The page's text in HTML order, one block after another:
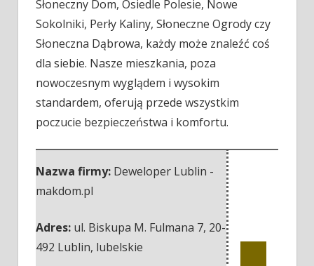
Słoneczny Dom, Osiedle Polesie, Nowe
Sokolniki, Perły Kaliny, Słoneczne Ogrody czy
Słoneczna Dąbrowa, każdy może znaleźć coś
dla siebie. Nasze mieszkania, poza
nowoczesnym wyglądem i wysokim
standardem, oferują przede wszystkim
poczucie bezpieczeństwa i komfortu.
Nazwa firmy: Deweloper Lublin -
makdom.pl
Adres: ul. Biskupa M. Fulmana 7, 20-
492 Lublin, lubelskie